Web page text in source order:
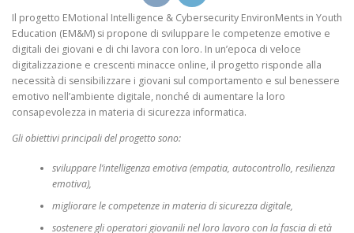
Il progetto EMotional Intelligence & Cybersecurity EnvironMents in Youth
Education (EM&M) si propone di sviluppare le competenze emotive e
digitali dei giovani e di chi lavora con loro. In un’epoca di veloce
digitalizzazione e crescenti minacce online, il progetto risponde alla
necessità di sensibilizzare i giovani sul comportamento e sul benessere
emotivo nell’ambiente digitale, nonché di aumentare la loro
consapevolezza in materia di sicurezza informatica.
Gli obiettivi principali del progetto sono:
sviluppare l’intelligenza emotiva (empatia, autocontrollo, resilienza
emotiva),
migliorare le competenze in materia di sicurezza digitale,
sostenere gli operatori giovanili nel loro lavoro con la fascia di età